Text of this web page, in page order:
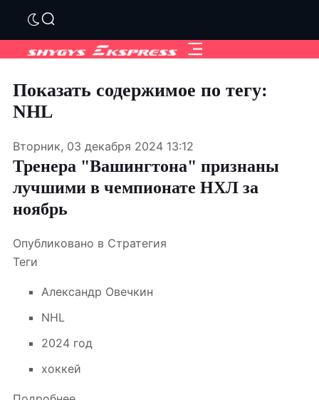
Показать содержимое по тегу:
NHL
Вторник, 03 декабря 2024 13:12
Тренера "Вашингтона" признаны
лучшими в чемпионате НХЛ за
ноябрь
Опубликовано в Стратегия
Теги
Александр Овечкин
NHL
2024 год
хоккей